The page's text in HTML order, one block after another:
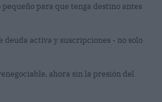
para que tenga destino antes
deuda activa y suscripciones - no solo
ahora sin la presión del